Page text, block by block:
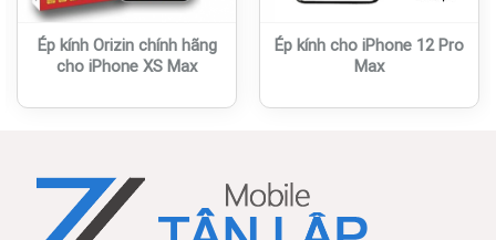
Ép kính Orizin chính hãng
cho iPhone XS Max
Ép kính cho iPhone 12 Pro
Max